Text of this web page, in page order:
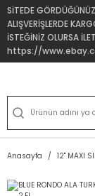
SİTEDE
ALIŞVERİŞLERDE
İSTEĞİNİZ OLURSA
https://
Anasayfa 12'' MAXI